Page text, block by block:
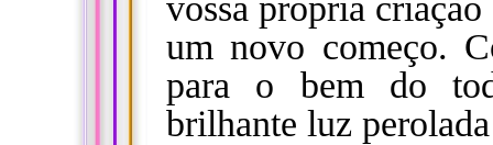
vossa própria
um novo começo.
para o bem do
brilhante luz